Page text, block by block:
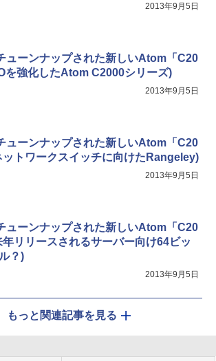
2013年9月5日
ューンナップされた新しいAtom「C20
を強化したAtom C2000シリーズ)
2013年9月5日
ューンナップされた新しいAtom「C20
トワークスイッチに向けたRangeley)
2013年9月5日
ューンナップされた新しいAtom「C20
リリースされるサーバー向け64ビッ
？)
2013年9月5日
もっと関連記事を見る